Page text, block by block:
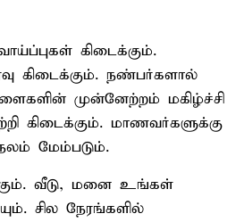
கிடைக்கும்.
கிடைக்கும். நண்பர்களால்
முன்னேற்றம் மகிழ்ச்சி
கிடைக்கும். மாணவர்களுக்கு
மேம்படும்.
வீடு, மனை உங்கள்
சில நேரங்களில்